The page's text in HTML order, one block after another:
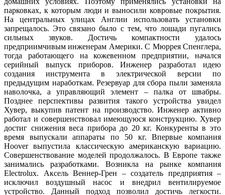
парковках, к которым люди и выносили ковровые покрытия.
На центральных улицах Англии использовать установки
запрещалось. Это связано было с тем, что лошади пугались
сильных звуков. Достичь компактности удалось
предприимчивым инженерам Америки. С Мюррея Спенглера,
тогда работающего на кожевенном предприятии, начался
серийный выпуск приборов. Инженер разработал идею
создания инструмента в электрической версии по
предыдущим наработкам. Резервуар для сбора пыли заменяла
наволочка, а управляющий элемент – палка от швабры.
Позднее перспективы развития такого устройства увидел
Хувер, выкупив патент на производство. Инженер активно
работал и совершенствовал имеющуюся конструкцию. Хувер
достиг снижения веса прибора до 20 кг. Конкуренты в это
время выпускали аппараты по 50 кг. Впервые компания
Hoover выпустила классическую американскую вариацию.
Совершенствование моделей продолжалось. В Европе также
занимались разработками. Возникла на рынке компания
Electrolux. Аксель Веннер-Грен – создатель предприятия –
исключил воздушный насос и внедрил вентилируемое
устройство. Данный подход позволил достичь легкости.